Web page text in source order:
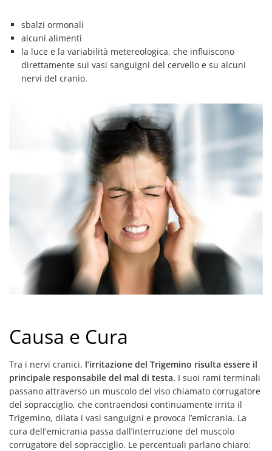
sbalzi ormonali
alcuni alimenti
la luce e la variabilità metereologica, che influiscono
direttamente sui vasi sanguigni del cervello e su alcuni
nervi del cranio.
Causa e Cura
Tra i nervi cranici, l’irritazione del Trigemino risulta essere il
principale responsabile del mal di testa. I suoi rami terminali
passano attraverso un muscolo del viso chiamato corrugatore
del sopracciglio, che contraendosi continuamente irrita il
Trigemino, dilata i vasi sanguigni e provoca l’emicrania. La
cura dell'emicrania passa dall’interruzione del muscolo
corrugatore del sopracciglio. Le percentuali parlano chiaro: